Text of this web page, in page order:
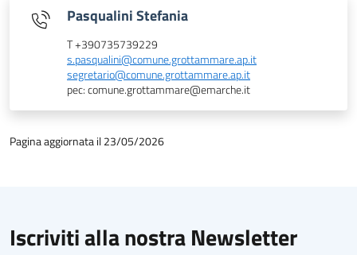
Pasqualini Stefania
T +390735739229
s.pasqualini@comune.grottammare.ap.it
segretario@comune.grottammare.ap.it
pec: comune.grottammare@emarche.it
Pagina aggiornata il 23/05/2026
Iscriviti alla nostra Newsletter